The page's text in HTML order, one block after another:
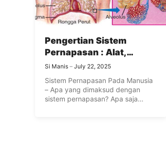
Pengertian Sistem
Pernapasan : Alat,
Organ, Fungsi, Penyakit
dan Gangguan Pada
Sistem Pernapasan
Manusia
Si Manis July 22, 2025
Sistem Pernapasan Pada Manusia
– Apa yang dimaksud dengan
sistem pernapasan? Apa saja